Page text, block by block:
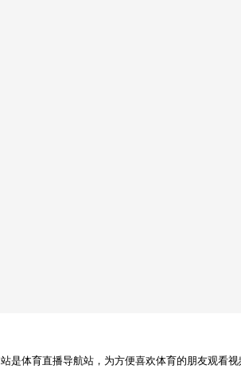
是体育直播导航站，为方便喜欢体育的朋友观看